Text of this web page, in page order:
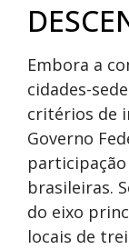
Embora a
cidades-
critérios de
Governo
brasileiras.
do eixo
locais de